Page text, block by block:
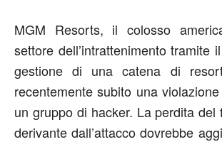
MGM Resorts, il colosso
settore dell’intrattenimento tramite
gestione di una catena di
recentemente subito una
un gruppo di hacker. La perdita del
derivante dall’attacco dovrebbe